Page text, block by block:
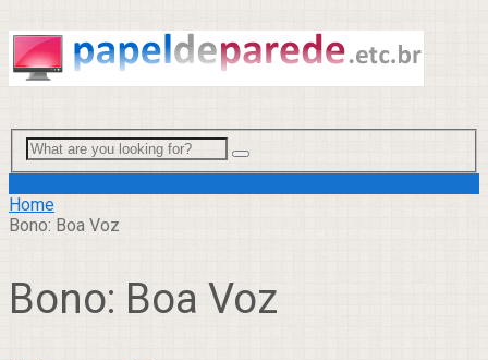
Home
Bono: Boa Voz
Bono: Boa Voz